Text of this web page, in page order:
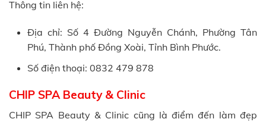
Thông tin liên hệ:
Địa chỉ: Số 4 Đường Nguyễn Chánh, Phường Tân
Phú, Thành phố Đồng Xoài, Tỉnh Bình Phước.
Số điện thoại: 0832 479 878
CHIP SPA Beauty & Clinic
CHIP SPA Beauty & Clinic cũng là điểm đến làm đẹp